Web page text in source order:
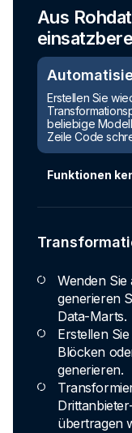
Aus
Erstellen Sie
beliebige
Zeile Code
Funktionen
Wenden Sie
generieren
Data-Marts.
Erstellen
Blöcken
generieren.
übertragen